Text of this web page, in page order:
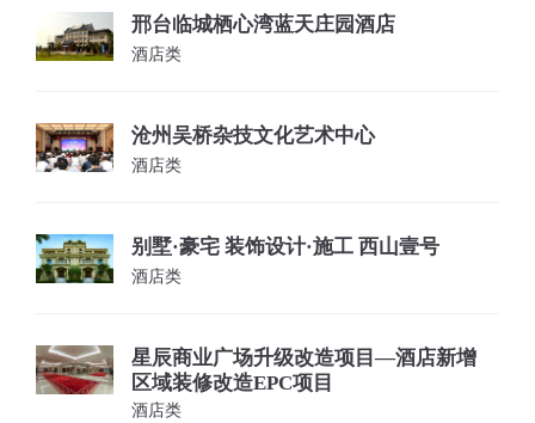
邢台临城栖心湾蓝天庄园酒店
酒店类
沧州吴桥杂技文化艺术中心
酒店类
别墅·豪宅 装饰设计·施工 西山壹号
酒店类
星辰商业广场升级改造项目—酒店新增
区域装修改造EPC项目
酒店类